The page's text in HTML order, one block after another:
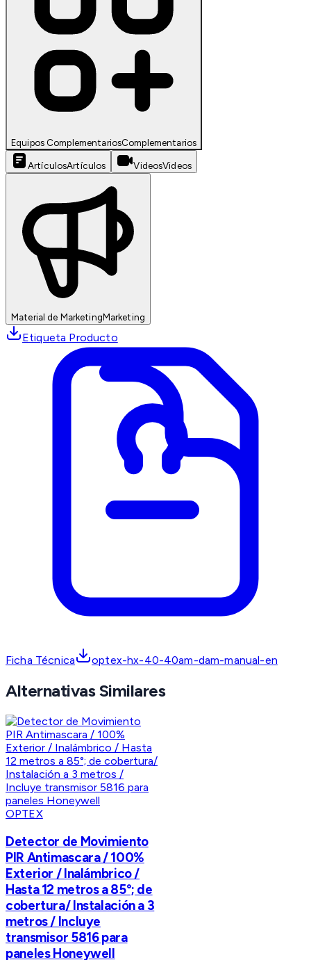
Equipos ComplementariosComplementarios
ArtículosArtículos VideosVideos
Material de MarketingMarketing
Etiqueta Producto
Ficha Técnica optex-hx-40-40am-dam-manual-en
Alternativas Similares
OPTEX
Detector de Movimiento
PIR Antimascara / 100%
Exterior / Inalámbrico /
Hasta 12 metros a 85°; de
cobertura/ Instalación a 3
metros / Incluye
transmisor 5816 para
paneles Honeywell